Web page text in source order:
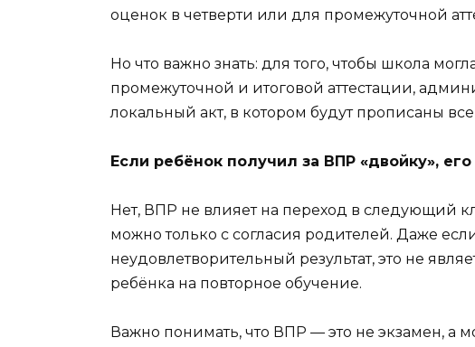
оценок в четверти или для промежуточной
Но что важно знать: для того, чтобы школа
промежуточной и итоговой аттестации,
локальный акт, в котором будут прописаны
Если ребёнок получил за ВПР «двойку»,
Нет, ВПР не влияет на переход в следующий
можно только с согласия родителей. Даже
неудовлетворительный результат, это не
ребёнка на повторное обучение.
Важно понимать, что ВПР — это не экзамен, а